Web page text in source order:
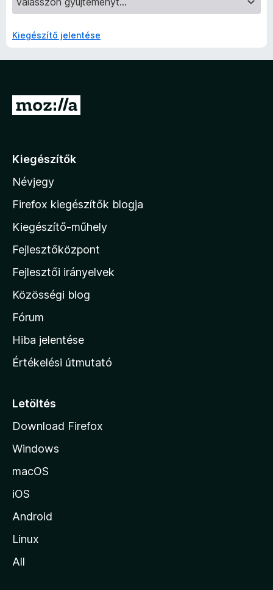
Kiegészítő jelentése
U
á
a
M
z
i
l
a
h
o
l
p
á
r
Kiegészítők
Névjegy
Firefox kiegészítők blogja
Kiegészítő-műhely
Fejlesztőközpont
Fejlesztői irányelvek
Közösségi blog
Fórum
Hiba jelentése
Értékelési útmutató
Letöltés
Download Firefox
Windows
macOS
iOS
Android
Linux
All